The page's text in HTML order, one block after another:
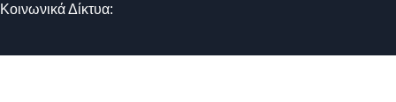
Κοινωνικά Δίκτυα: